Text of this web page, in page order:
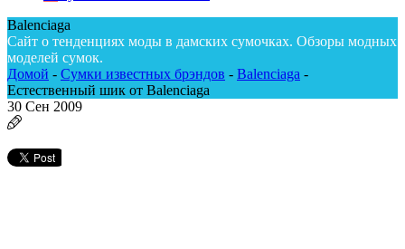
Balenciaga
Сайт о тенденциях моды в дамских сумочках. Обзоры модных
моделей сумок.
Домой - Сумки известных брэндов - Balenciaga -
Естественный шик от Balenciaga
30 Сен 2009